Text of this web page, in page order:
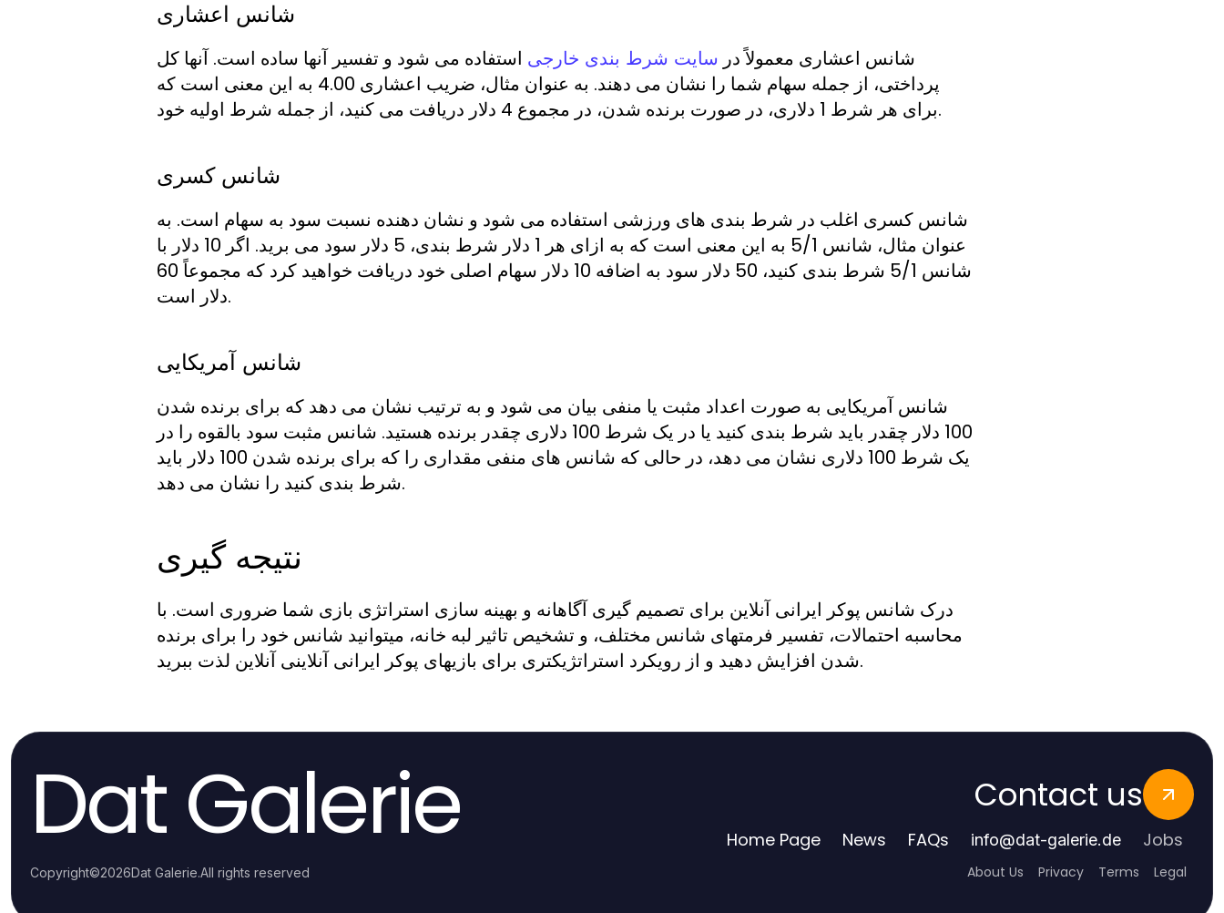
شانس اعشاری
شانس اعشاری معمولاً در سایت شرط بندی خارجی استفاده می شود و تفسیر آنها ساده است. آنها کل
پرداختی، از جمله سهام شما را نشان می دهند. به عنوان مثال، ضریب اعشاری 4.00 به این معنی است که
برای هر شرط 1 دلاری، در صورت برنده شدن، در مجموع 4 دلار دریافت می کنید، از جمله شرط اولیه خود.
شانس کسری
شانس کسری اغلب در شرط بندی های ورزشی استفاده می شود و نشان دهنده نسبت سود به سهام است. به
عنوان مثال، شانس 5/1 به این معنی است که به ازای هر 1 دلار شرط بندی، 5 دلار سود می برید. اگر 10 دلار با
شانس 5/1 شرط بندی کنید، 50 دلار سود به اضافه 10 دلار سهام اصلی خود دریافت خواهید کرد که مجموعاً 60
دلار است.
شانس آمریکایی
شانس آمریکایی به صورت اعداد مثبت یا منفی بیان می شود و به ترتیب نشان می دهد که برای برنده شدن
100 دلار چقدر باید شرط بندی کنید یا در یک شرط 100 دلاری چقدر برنده هستید. شانس مثبت سود بالقوه را در
یک شرط 100 دلاری نشان می دهد، در حالی که شانس های منفی مقداری را که برای برنده شدن 100 دلار باید
شرط بندی کنید را نشان می دهد.
نتیجه گیری
درک شانس پوکر ایرانی آنلاین برای تصمیم گیری آگاهانه و بهینه سازی استراتژی بازی شما ضروری است. با
محاسبه احتمالات، تفسیر فرمتهای شانس مختلف، و تشخیص تاثیر لبه خانه، میتوانید شانس خود را برای برنده
شدن افزایش دهید و از رویکرد استراتژیکتری برای بازیهای پوکر ایرانی آنلاینی آنلاین لذت ببرید.
Dat Galerie Contact us
Home Page News FAQs info@dat-galerie.de Jobs
Copyright©2026Dat Galerie.All rights reserved About Us Privacy Terms Legal